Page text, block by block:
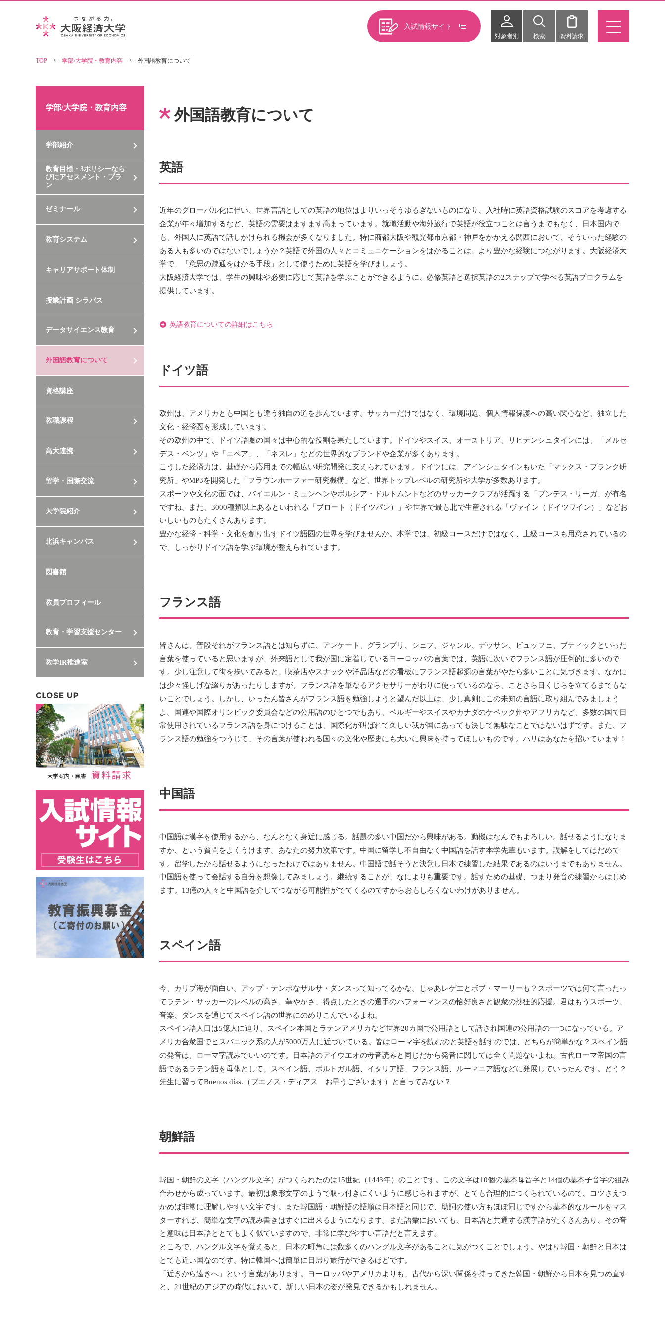
入試情報サイト
対象者別 検索 資料請求
TOP 学部/大学院・教育内容 外国語教育について
外国語教育について
英語
近年のグローバル化に伴い、世界言語としての英語の地位はよりいっそうゆるぎないものになり、入社時に英語資格試験のスコアを考慮する
企業が年々増加するなど、英語の需要はますます高まっています。就職活動や海外旅行で英語が役立つことは言うまでもなく、日本国内で
も、外国人に英語で話しかけられる機会が多くなりました。特に商都大阪や観光都市京都・神戸をかかえる関西において、そういった経験の
ある人も多いのではないでしょうか？英語で外国の人々とコミュニケーションをはかることは、より豊かな経験につながります。大阪経済大
学で、「意思の疎通をはかる手段」として使うために英語を学びましょう。
大阪経済大学では、学生の興味や必要に応じて英語を学ぶことができるように、必修英語と選択英語の2ステップで学べる英語プログラムを
提供しています。
英語教育についての詳細はこちら
ドイツ語
欧州は、アメリカとも中国とも違う独自の道を歩んでいます。サッカーだけではなく、環境問題、個人情報保護への高い関心など、独立した
文化・経済圏を形成しています。
その欧州の中で、ドイツ語圏の国々は中心的な役割を果たしています。ドイツやスイス、オーストリア、リヒテンシュタインには、「メルセ
デス・ベンツ」や「ニベア」、「ネスレ」などの世界的なブランドや企業が多くあります。
こうした経済力は、基礎から応用までの幅広い研究開発に支えられています。ドイツには、アインシュタインもいた「マックス・プランク研
究所」やMP3を開発した「フラウンホーファー研究機構」など、世界トップレベルの研究所や大学が多数あります。
スポーツや文化の面では、バイエルン・ミュンヘンやボルシア・ドルトムントなどのサッカークラブが活躍する「ブンデス・リーガ」が有名
ですね。また、3000種類以上あるといわれる「ブロート（ドイツパン）」や世界で最も北で生産される「ヴァイン（ドイツワイン）」などお
いしいものもたくさんあります。
豊かな経済・科学・文化を創り出すドイツ語圏の世界を学びませんか。本学では、初級コースだけではなく、上級コースも用意されているの
で、しっかりドイツ語を学ぶ環境が整えられています。
フランス語
皆さんは、普段それがフランス語とは知らずに、アンケート、グランプリ、シェフ、ジャンル、デッサン、ビュッフェ、ブティックといった
言葉を使っていると思いますが、外来語として我が国に定着しているヨーロッパの言葉では、英語に次いでフランス語が圧倒的に多いので
す。少し注意して街を歩いてみると、喫茶店やスナックや洋品店などの看板にフランス語起源の言葉がやたら多いことに気づきます。なかに
は少々怪しげな綴りがあったりしますが、フランス語を単なるアクセサリーがわりに使っているのなら、ことさら目くじらを立てるまでもな
いことでしょう。しかし、いったん皆さんがフランス語を勉強しようと望んだ以上は、少し真剣にこの未知の言語に取り組んでみましょう
よ。国連や国際オリンピック委員会などの公用語のひとつでもあり、ベルギーやスイスやカナダのケベック州やアフリカなど、多数の国で日
常使用されているフランス語を身につけることは、国際化が叫ばれて久しい我が国にあっても決して無駄なことではないはずです。また、フ
ランス語の勉強をつうじて、その言葉が使われる国々の文化や歴史にも大いに興味を持ってほしいものです。パリはあなたを招いています！
中国語
中国語は漢字を使用するから、なんとなく身近に感じる。話題の多い中国だから興味がある。動機はなんでもよろしい。話せるようになりま
すか、という質問をよくうけます。あなたの努力次第です。中国に留学し不自由なく中国語を話す本学先輩もいます。誤解をしてはだめで
す。留学したから話せるようになったわけではありません。中国語で話そうと決意し日本で練習した結果であるのはいうまでもありません。
中国語を使って会話する自分を想像してみましょう。継続することが、なによりも重要です。話すための基礎、つまり発音の練習からはじめ
ます。13億の人々と中国語を介してつながる可能性がでてくるのですからおもしろくないわけがありません。
スペイン語
今、カリブ海が面白い。アップ・テンポなサルサ・ダンスって知ってるかな。じゃあレゲエとボブ・マーリーも？スポーツでは何て言ったっ
てラテン・サッカーのレベルの高さ、華やかさ、得点したときの選手のパフォーマンスの恰好良さと観衆の熱狂的応援。君はもうスポーツ、
音楽、ダンスを通じてスペイン語の世界にのめりこんでいるよね。
スペイン語人口は5億人に迫り、スペイン本国とラテンアメリカなど世界20カ国で公用語として話され国連の公用語の一つになっている。ア
メリカ合衆国でヒスパニック系の人が5000万人に近づいている。皆はローマ字を読むのと英語を話すのでは、どちらが簡単かな？スペイン語
の発音は、ローマ字読みでいいのです。日本語のアイウエオの母音読みと同じだから発音に関しては全く問題ないよね。古代ローマ帝国の言
語であるラテン語を母体として、スペイン語、ポルトガル語、イタリア語、フランス語、ルーマニア語などに発展していったんです。どう？
先生に習ってBuenos días.（ブエノス・ディアス お早うございます）と言ってみない？
朝鮮語
韓国・朝鮮の文字（ハングル文字）がつくられたのは15世紀（1443年）のことです。この文字は10個の基本母音字と14個の基本子音字の組み
合わせから成っています。最初は象形文字のようで取っ付きにくいように感じられますが、とても合理的につくられているので、コツさえつ
かめば非常に理解しやすい文字です。また韓国語・朝鮮語の語順は日本語と同じで、助詞の使い方もほぼ同じですから基本的なルールをマス
ターすれば、簡単な文字の読み書きはすぐに出来るようになります。また語彙においても、日本語と共通する漢字語がたくさんあり、その音
と意味は日本語ととてもよく似ていますので、非常に学びやすい言語だと言えます。
ところで、ハングル文字を覚えると、日本の町角には数多くのハングル文字があることに気がつくことでしょう。やはり韓国・朝鮮と日本は
とても近い国なのです。特に韓国へは簡単に日帰り旅行ができるほどです。
「近きから遠きへ」という言葉があります。ヨーロッパやアメリカよりも、古代から深い関係を持ってきた韓国・朝鮮から日本を見つめ直す
と、21世紀のアジアの時代において、新しい日本の姿が発見できるかもしれません。
学部/大学院・教育内容
学部紹介
教育目標・3ポリシーなら
びにアセスメント・プラ
ン
ゼミナール
教育システム
キャリアサポート体制
授業計画 シラバス
データサイエンス教育
外国語教育について
資格講座
教職課程
高大連携
留学・国際交流
大学院紹介
北浜キャンパス
図書館
教員プロフィール
教育・学習支援センター
教学IR推進室